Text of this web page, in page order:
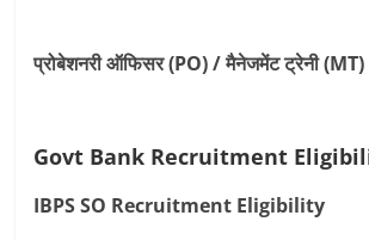
प्रोबेशनरी ऑफिसर (PO) / मैनेजमेंट ट्रेनी
Govt Bank Recruitment
IBPS SO Recruitment Eligibility